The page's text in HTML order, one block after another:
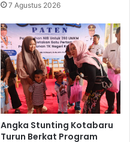
7 Agustus 2026
Angka Stunting Kotabaru
Turun Berkat Program